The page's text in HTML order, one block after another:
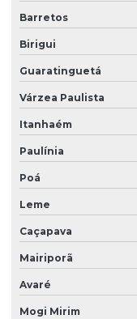
Barretos
Birigui
Guaratinguetá
Várzea Paulista
Itanhaém
Paulínia
Poá
Leme
Caçapava
Mairiporã
Avaré
Mogi Mirim